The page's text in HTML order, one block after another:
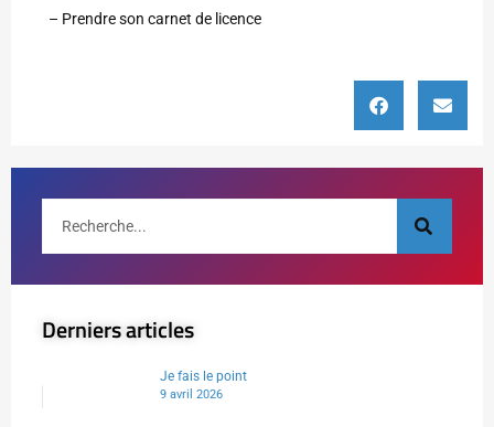
– Prendre son carnet de licence
Derniers articles
Je fais le point
9 avril 2026